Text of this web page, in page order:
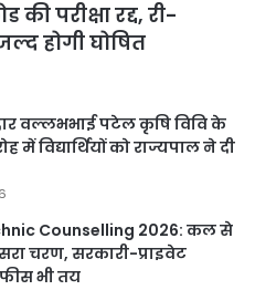
परीक्षा रद्द, री-
होगी घोषित
वल्लभभाई पटेल कृषि विवि के
में विद्यार्थियों को राज्यपाल ने दी
Counselling 2026: कल से
चरण, सरकारी-प्राइवेट
भी तय